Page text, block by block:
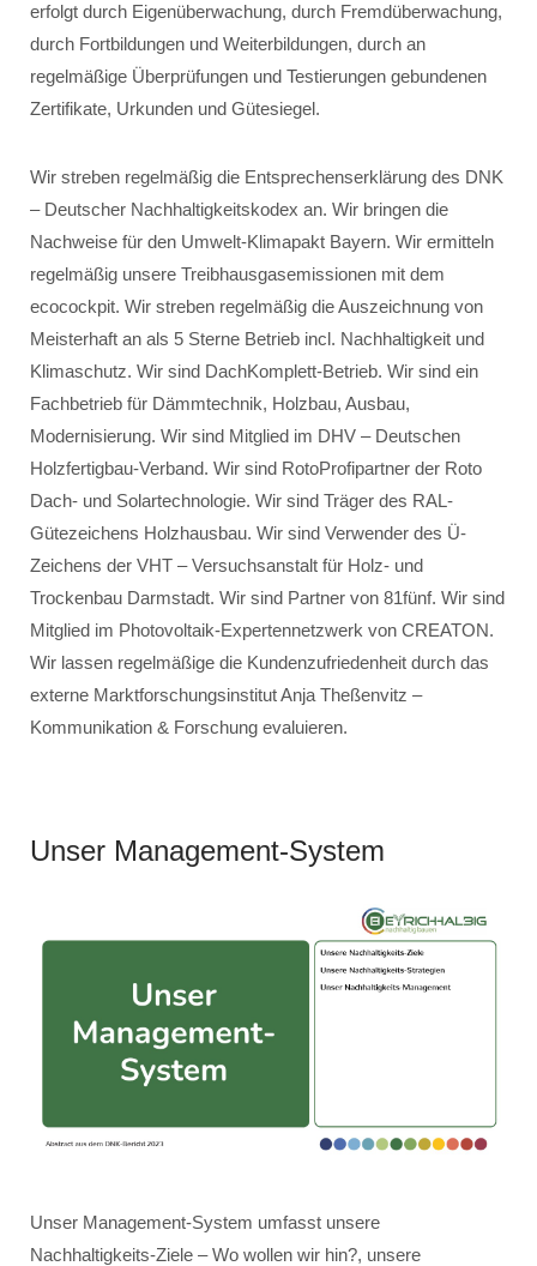
erfolgt durch Eigenüberwachung, durch Fremdüberwachung,
durch Fortbildungen und Weiterbildungen, durch an
regelmäßige Überprüfungen und Testierungen gebundenen
Zertifikate, Urkunden und Gütesiegel.
Wir streben regelmäßig die Entsprechenserklärung des DNK
– Deutscher Nachhaltigkeitskodex an. Wir bringen die
Nachweise für den Umwelt-Klimapakt Bayern. Wir ermitteln
regelmäßig unsere Treibhausgasemissionen mit dem
ecocockpit. Wir streben regelmäßig die Auszeichnung von
Meisterhaft an als 5 Sterne Betrieb incl. Nachhaltigkeit und
Klimaschutz. Wir sind DachKomplett-Betrieb. Wir sind ein
Fachbetrieb für Dämmtechnik, Holzbau, Ausbau,
Modernisierung. Wir sind Mitglied im DHV – Deutschen
Holzfertigbau-Verband. Wir sind RotoProfipartner der Roto
Dach- und Solartechnologie. Wir sind Träger des RAL-
Gütezeichens Holzhausbau. Wir sind Verwender des Ü-
Zeichens der VHT – Versuchsanstalt für Holz- und
Trockenbau Darmstadt. Wir sind Partner von 81fünf. Wir sind
Mitglied im Photovoltaik-Expertennetzwerk von CREATON.
Wir lassen regelmäßige die Kundenzufriedenheit durch das
externe Marktforschungsinstitut Anja Theßenvitz –
Kommunikation & Forschung evaluieren.
Unser Management-System
Unser Management-System umfasst unsere
Nachhaltigkeits-Ziele – Wo wollen wir hin?, unsere